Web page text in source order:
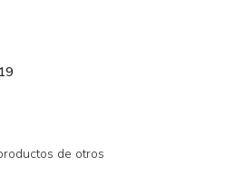
de otros